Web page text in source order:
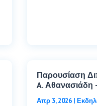
Παρουσίαση
A. Αθανασιάδη
Απρ 3, 2026 |